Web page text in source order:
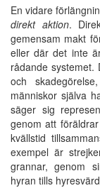
En vidare
direkt aktion.
gemensam makt
eller där det inte
rådande systemet.
och
människor själva
säger sig
genom att
kvällstid
exempel är
grannar, genom
hyran tills